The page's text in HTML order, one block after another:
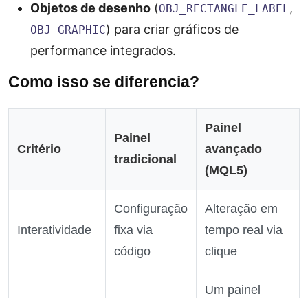
Objetos de desenho (OBJ_RECTANGLE_LABEL,
OBJ_GRAPHIC) para criar gráficos de
performance integrados.
Como isso se diferencia?
Critério
Painel
tradicional
Painel
avançado
(MQL5)
Interatividade
Configuração
fixa via
código
Alteração em
tempo real via
clique
Um painel